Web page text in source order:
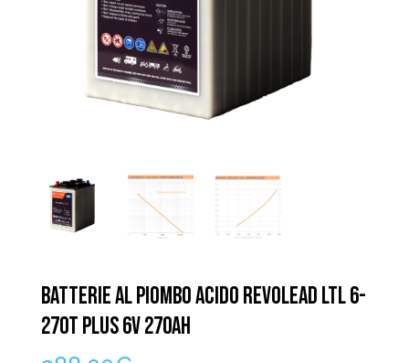
BATTERIE AL PIOMBO ACIDO REVOLEAD LTL 6-
270T PLUS 6V 270AH